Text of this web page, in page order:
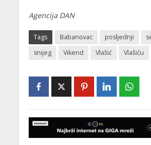
Agencija DAN
Tags Babanovac posljednji
snijeg
Vikend Vlašić Vlašiću